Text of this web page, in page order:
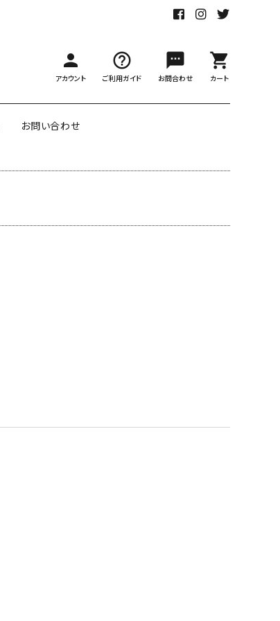
person
アカウント
help_outline
ご利用ガイド
sms
お問合わせ
shopping_cart
カート
お問い合わせ